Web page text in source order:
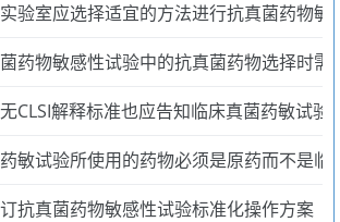
验室应选择适宜的方法进行抗真菌药物敏
药物敏感性试验中的抗真菌药物选择时需
CLSI解释标准也应告知临床真菌药敏试验
敏试验所使用的药物必须是原药而不是临
抗真菌药物敏感性试验标准化操作方案